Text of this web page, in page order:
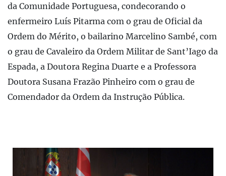
da Comunidade Portuguesa, condecorando o
enfermeiro Luís Pitarma com o grau de Oficial da
Ordem do Mérito, o bailarino Marcelino Sambé, com
o grau de Cavaleiro da Ordem Militar de Sant’Iago da
Espada, a Doutora Regina Duarte e a Professora
Doutora Susana Frazão Pinheiro com o grau de
Comendador da Ordem da Instrução Pública.